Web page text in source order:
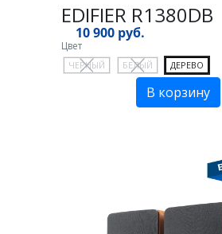
EDIFIER R1380DB
10 900 руб.
Цвет
ЧЕРНЫЙ БЕЛЫЙ ДЕРЕВО
В корзину